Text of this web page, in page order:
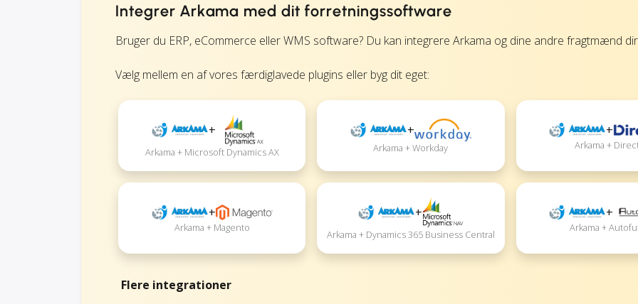
Integrer Arkama med dit forretningssoftware
Bruger du ERP, eCommerce eller WMS software? Du kan integrere Arkama og dine andre fragtmænd
Vælg mellem en af vores færdiglavede plugins eller byg dit eget:
+
Arkama + Microsoft Dynamics AX
+
Arkama + Workday
+
Arkama +
+
Arkama + Magento
+
Arkama + Dynamics 365 Business Central
+
Arkama +
Flere integrationer